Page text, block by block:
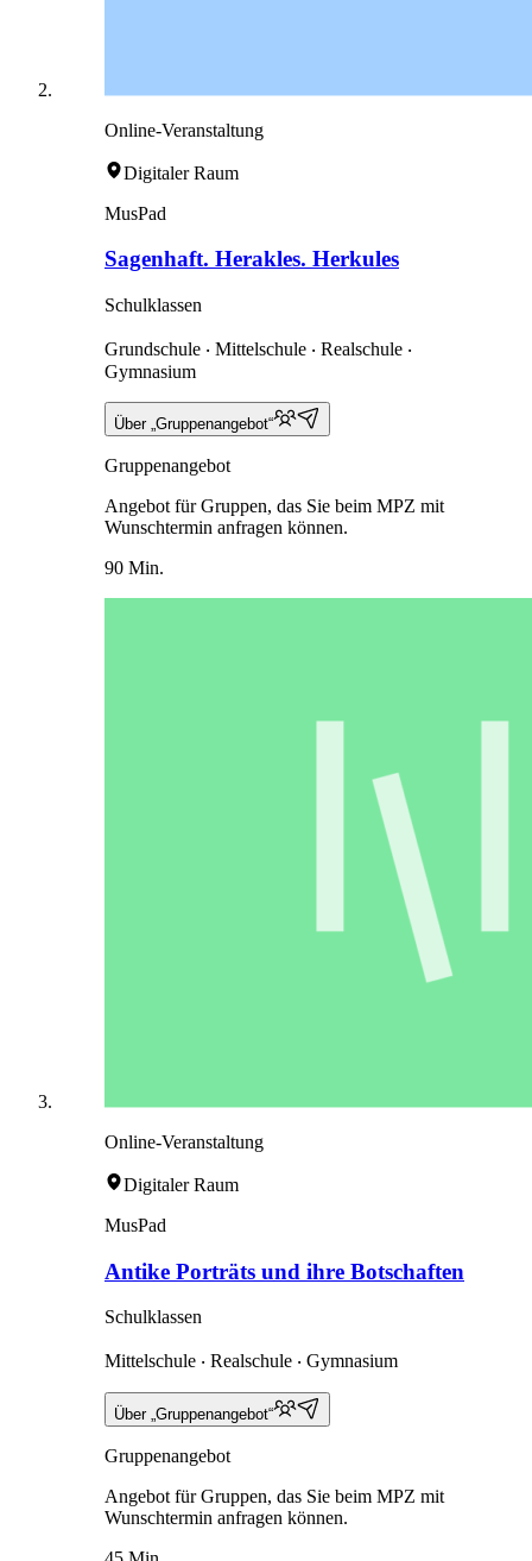
Online-Veranstaltung
Digitaler Raum
MusPad
Sagenhaft. Herakles. Herkules
Schulklassen
Grundschule ‧ Mittelschule ‧ Realschule ‧
Gymnasium
Über „Gruppenangebot“
Gruppenangebot
Angebot für Gruppen, das Sie beim MPZ mit
Wunschtermin anfragen können.
90 Min.
Online-Veranstaltung
Digitaler Raum
MusPad
Antike Porträts und ihre Botschaften
Schulklassen
Mittelschule ‧ Realschule ‧ Gymnasium
Über „Gruppenangebot“
Gruppenangebot
Angebot für Gruppen, das Sie beim MPZ mit
Wunschtermin anfragen können.